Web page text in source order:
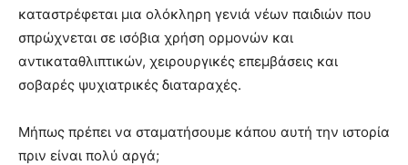
καταστρέφεται μια ολόκληρη γενιά νέων παιδιών που
σπρώχνεται σε ισόβια χρήση ορμονών και
αντικαταθλιπτικών, χειρουργικές επεμβάσεις και
σοβαρές ψυχιατρικές διαταραχές.
Μήπως πρέπει να σταματήσουμε κάπου αυτή την ιστορία
πριν είναι πολύ αργά;